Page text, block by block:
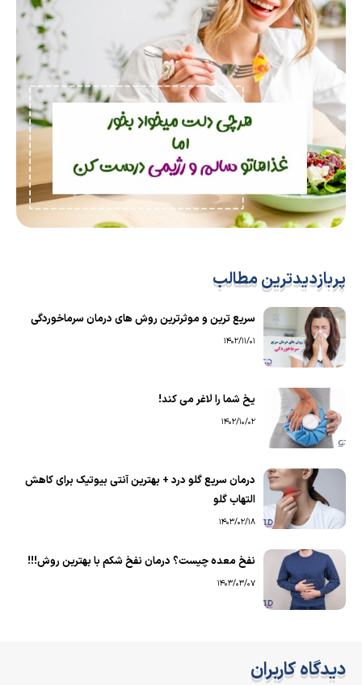
پربازدیدترین مطالب
سریع ترین و موثرترین روش های درمان سرماخوردگی
1402/11/01
یخ شما را لاغر می کند!
1402/10/02
درمان سریع گلو درد + بهترین آنتی بیوتیک برای کاهش
التهاب گلو
1403/02/18
نفخ معده چیست؟ درمان نفخ شکم با بهترین روش!!!
1403/03/07
دیدگاه کاربران